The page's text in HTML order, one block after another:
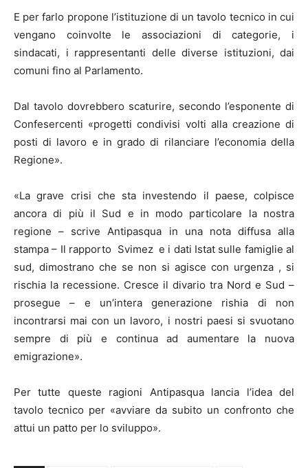
E per farlo propone l’istituzione di un tavolo tecnico in cui
vengano coinvolte le associazioni di categorie, i
sindacati, i rappresentanti delle diverse istituzioni, dai
comuni fino al Parlamento.
Dal tavolo dovrebbero scaturire, secondo l’esponente di
Confesercenti «progetti condivisi volti alla creazione di
posti di lavoro e in grado di rilanciare l’economia della
Regione».
«La grave crisi che sta investendo il paese, colpisce
ancora di più il Sud e in modo particolare la nostra
regione – scrive Antipasqua in una nota diffusa alla
stampa – Il rapporto Svimez e i dati Istat sulle famiglie al
sud, dimostrano che se non si agisce con urgenza , si
rischia la recessione. Cresce il divario tra Nord e Sud –
prosegue – e un’intera generazione rishia di non
incontrarsi mai con un lavoro, i nostri paesi si svuotano
sempre di più e continua ad aumentare la nuova
emigrazione».
Per tutte queste ragioni Antipasqua lancia l’idea del
tavolo tecnico per «avviare da subito un confronto che
attui un patto per lo sviluppo».